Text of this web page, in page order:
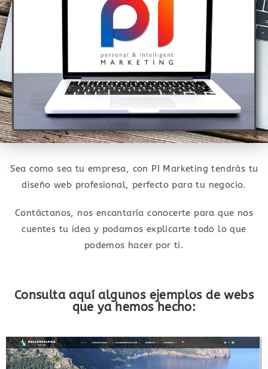
Sea como sea tu empresa, con PI Marketing tendrás tu
diseño web profesional, perfecto para tu negocio.
Contáctanos, nos encantaría conocerte para que nos
cuentes tu idea y podamos explicarte todo lo que
podemos hacer por ti.
Consulta aquí algunos ejemplos de webs
que ya hemos hecho: